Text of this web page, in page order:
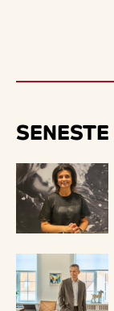
SENESTE